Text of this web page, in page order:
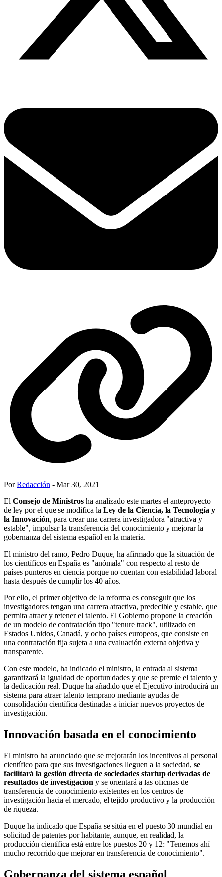
PorRedacción - Mar 30, 2021
El Consejo de Ministros ha analizado este martes el anteproyecto
de ley por el que se modifica la Ley de la Ciencia, la Tecnología y
la Innovación, para crear una carrera investigadora "atractiva y
estable", impulsar la transferencia del conocimiento y mejorar la
gobernanza del sistema español en la materia.
El ministro del ramo, Pedro Duque, ha afirmado que la situación de
los científicos en España es "anómala" con respecto al resto de
países punteros en ciencia porque no cuentan con estabilidad laboral
hasta después de cumplir los 40 años.
Por ello, el primer objetivo de la reforma es conseguir que los
investigadores tengan una carrera atractiva, predecible y estable, que
permita atraer y retener el talento. El Gobierno propone la creación
de un modelo de contratación tipo "tenure track", utilizado en
Estados Unidos, Canadá, y ocho países europeos, que consiste en
una contratación fija sujeta a una evaluación externa objetiva y
transparente.
Con este modelo, ha indicado el ministro, la entrada al sistema
garantizará la igualdad de oportunidades y que se premie el talento y
la dedicación real. Duque ha añadido que el Ejecutivo introducirá un
sistema para atraer talento temprano mediante ayudas de
consolidación científica destinadas a iniciar nuevos proyectos de
investigación.
Innovación basada en el conocimiento
El ministro ha anunciado que se mejorarán los incentivos al personal
científico para que sus investigaciones lleguen a la sociedad, se
facilitará la gestión directa de sociedades startup derivadas de
resultados de investigación y se orientará a las oficinas de
transferencia de conocimiento existentes en los centros de
investigación hacia el mercado, el tejido productivo y la producción
de riqueza.
Duque ha indicado que España se sitúa en el puesto 30 mundial en
solicitud de patentes por habitante, aunque, en realidad, la
producción científica está entre los puestos 20 y 12: "Tenemos ahí
mucho recorrido que mejorar en transferencia de conocimiento".
Gobernanza del sistema español